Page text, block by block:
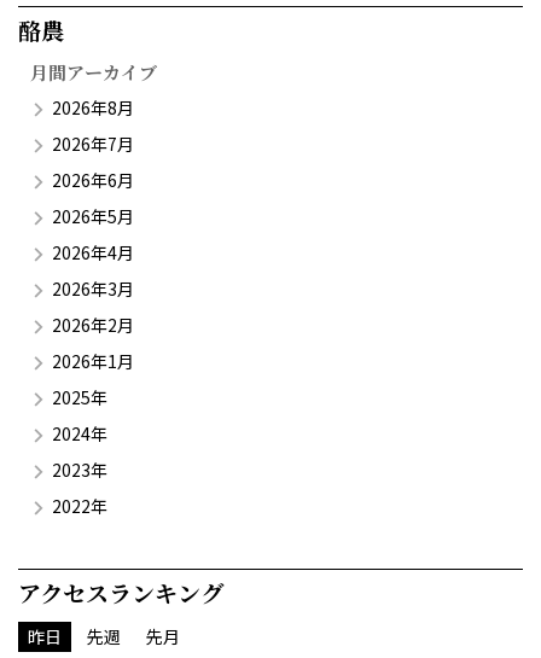
酪農​
月間アーカイブ
2026年8月
2026年7月
2026年6月
2026年5月
2026年4月
2026年3月
2026年2月
2026年1月
2025年
2024年
2023年
2022年
アクセスランキング
昨日 先週 先月